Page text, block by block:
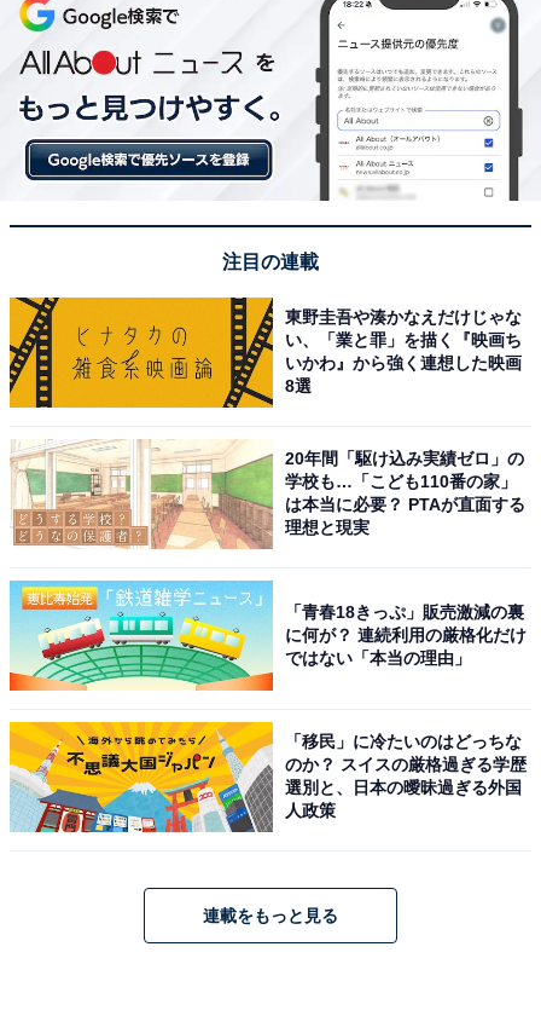
注目の連載
東野圭吾や湊かなえだけじゃな
い、「業と罪」を描く『映画ち
いかわ』から強く連想した映画
8選
20年間「駆け込み実績ゼロ」の
学校も…「こども110番の家」
は本当に必要？ PTAが直面する
理想と現実
「青春18きっぷ」販売激減の裏
に何が？ 連続利用の厳格化だけ
ではない「本当の理由」
「移民」に冷たいのはどっちな
のか？ スイスの厳格過ぎる学歴
選別と、日本の曖昧過ぎる外国
人政策
連載をもっと見る